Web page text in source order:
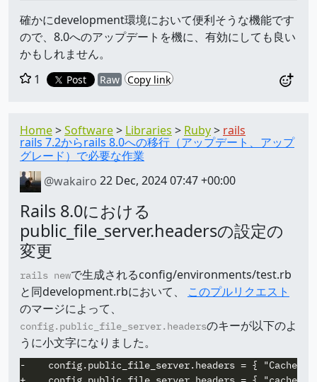
確かにdevelopment環境において便利そうな機能です
ので、8.0へのアップデートを機に、有効にしても良い
かもしれません。
1
Post Raw Copy link
Home Software Libraries Ruby rails
rails 7.2からrails 8.0への移行（アップデート、アップ
グレード）で必要な作業
@wakairo 22 Dec, 2024 07:47 +00:00
Rails 8.0における
public_file_server.headersの設定の
変更
rails newで生成されるconfig/environments/test.rb
と同development.rbにおいて、 このプルリクエスト
のマージによって、
config.public_file_server.headersのキーが以下のよ
うに小文字になりました。
-    config.public_file_server.headers = { "Cache-